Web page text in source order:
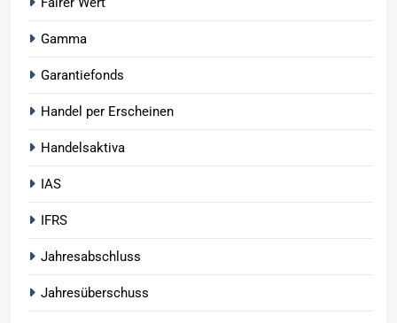
Gamma
Garantiefonds
Handel per Erscheinen
Handelsaktiva
IAS
IFRS
Jahresabschluss
Jahresüberschuss